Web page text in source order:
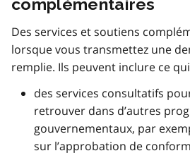
complémentaires
Des services et soutiens
lorsque vous transmettez une
remplie. Ils peuvent inclure ce
des services consultatifs
retrouver dans d’autres
gouvernementaux, par
sur l’approbation de